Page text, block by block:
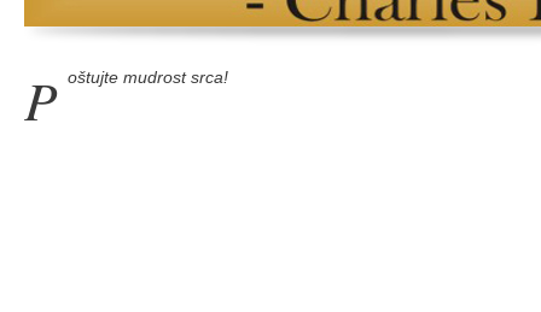
P oštujte mudrost srca!